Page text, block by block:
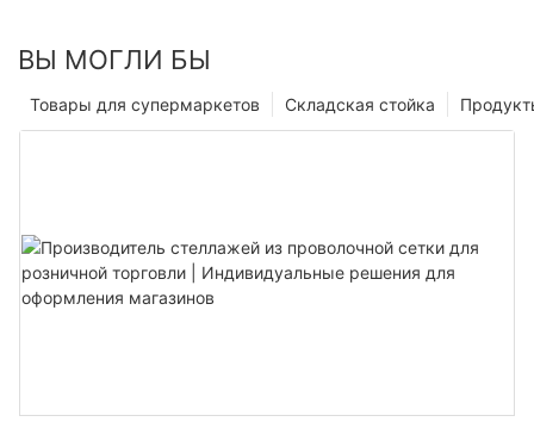
ВЫ МОГЛИ БЫ
Складская стойка
Товары для супермаркетов